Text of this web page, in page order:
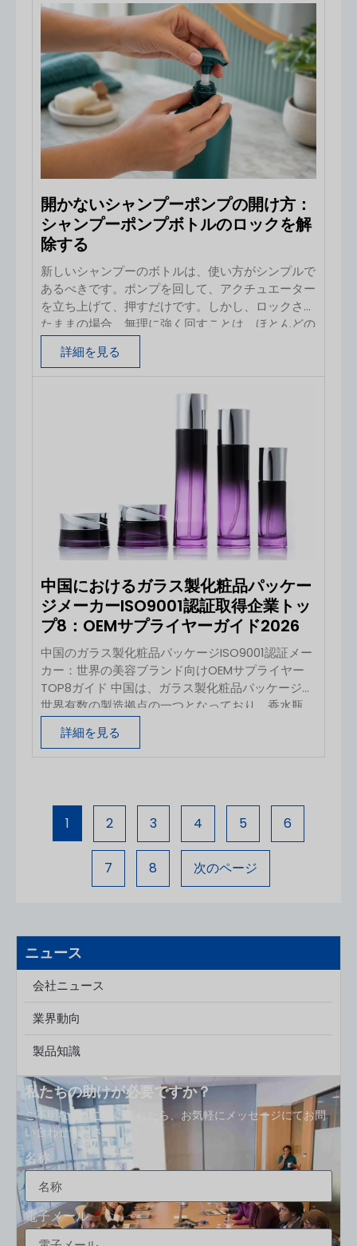
ニュース
会社ニュース
業界動向
製品知識
私たちの助けが必要ですか？
ご不明な点がございましたら、お気軽にメッセージにてお問
い合わせください。.
名称
電子メール
て異なります。 簡単な解決策：ポンプを使わずに
ローションのボトルを開ける必要がある場合は、ボ
トルを拭いて乾かし、ボトルの肩の部分を握り、ネ
ジ式のポンプカラー全体を反時計回りに回してくだ
さい。ポンプをゆっくりと引き抜き、ディップチュ
ーブから開口部に向かって中身を排出させます。清
潔なコスメ用スパチュラでローションを取り出す
か、清潔で適合する容器に移し替えてください。絶
対に
開かないシャンプーポンプの開け方：
シャンプーポンプボトルのロックを解
除する
新しいシャンプーのボトルは、使い方がシンプルで
あるべきです。ポンプを回して、アクチュエーター
を立ち上げて、押すだけです。しかし、ロックされ
たままの場合、無理に強く回すことは、ほとんどの
場合、最善の最初の対処法ではありません。キャッ
プがヘッドと一緒に回転している可能性や、輸送用
たシャンプーが可動部に付着して固着している可能
性があります。 簡単な対処法：ボトルを乾かし、
ネジ式カラーをボトルにしっかりと締め付け、その
カラーをしっかりと固定した状態で、ポンプヘッド
のみを矢印の方向（通常は反時計回り）に回してく
ださい。ポンプヘッドが持ち上がったら、数回押し
てチャンバーに液を充填してください。それでも開
かない場合は、ポンプが[…]であると判断する前
に、以下の確認事項を参照してください。
詳細を見る
中国におけるガラス製化粧品パッケー
ジメーカーISO9001認証取得企業トッ
プ8：OEMサプライヤーガイド2026
中国のガラス製化粧品パッケージISO9001認証メー
カー：世界の美容ブランド向けOEMサプライヤー
TOP8ガイド 中国は、ガラス製化粧品パッケージの
世界有数の製造拠点の一つとなっており、香水瓶、
スキンケア用ジャー、エッセンシャルオイル瓶、ド
ロッパーボトル、高級美容容器などを国際的なブラ
サプライヤーは、安定したガラス品質、信頼性の高
い装飾技術、柔軟なカスタマイズ、輸出実績、品質
管理システム、そして長期的な技術サポートを提供
すべきです。 中国の主要なガラス包装生産地域に
は、浙江省、江蘇省、広東省、山東省、上海があ
る完全なサプライチェーンを構築しています。
詳細を見る
1 2 3 4 5 6
7 8 次のページ